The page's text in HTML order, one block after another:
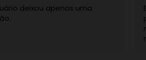
deixou apenas uma